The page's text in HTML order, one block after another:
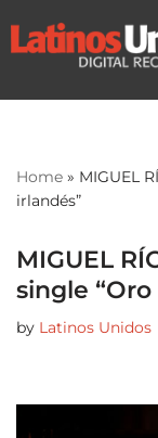
Skip
Home » MIGUEL
irlandés”
MIGUEL
single
by Latinos Unidos